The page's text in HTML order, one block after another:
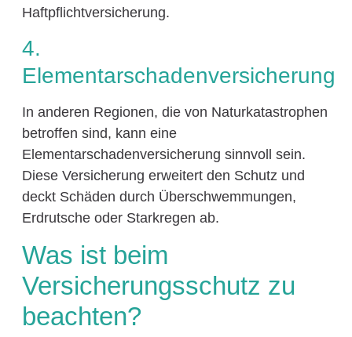
Haftpflichtversicherung.
4.
Elementarschadenversicherung
In anderen Regionen, die von Naturkatastrophen
betroffen sind, kann eine
Elementarschadenversicherung sinnvoll sein.
Diese Versicherung erweitert den Schutz und
deckt Schäden durch Überschwemmungen,
Erdrutsche oder Starkregen ab.
Was ist beim
Versicherungsschutz zu
beachten?